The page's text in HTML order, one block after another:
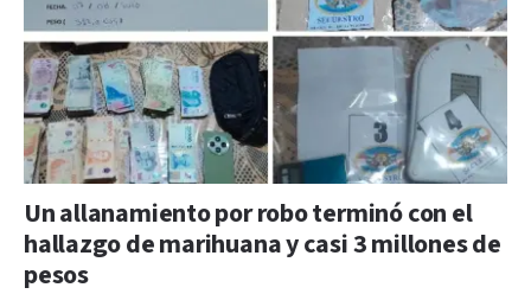
Un allanamiento por robo terminó con el
hallazgo de marihuana y casi 3 millones de
pesos